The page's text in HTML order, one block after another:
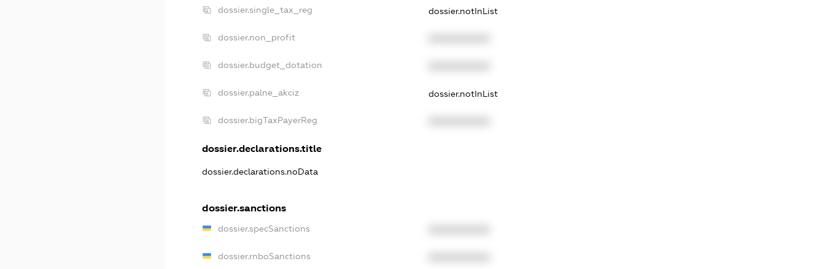
dossier.single_tax_reg dossier.notInList
dossier.non_profit
dossier.budget_dotation
dossier.palne_akciz dossier.notInList
dossier.bigTaxPayerReg
dossier.declarations.title
dossier.declarations.noData
dossier.sanctions
dossier.specSanctions
dossier.rnboSanctions